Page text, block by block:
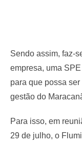
Sendo assim, faz-
empresa, uma
para que possa
gestão do
Para isso, em
29 de julho, o